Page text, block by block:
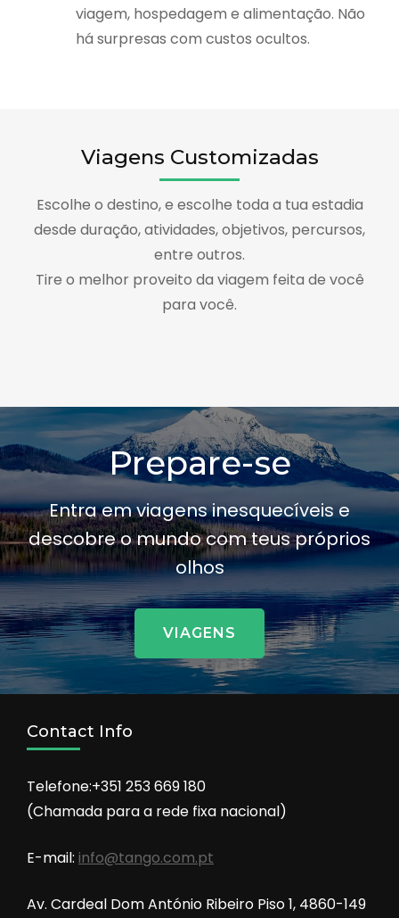
viagem, hospedagem e alimentação. Não
há surpresas com custos ocultos.
Viagens Customizadas
Escolhe o destino, e escolhe toda a tua estadia
desde duração, atividades, objetivos, percursos,
entre outros.
Tire o melhor proveito da viagem feita de você
para você.
Prepare-se
Entra em viagens inesquecíveis e
descobre o mundo com teus próprios
olhos
VIAGENS
Contact Info
Telefone:+351 253 669 180
(Chamada para a rede fixa nacional)
E-mail: info@tango.com.pt
Av. Cardeal Dom António Ribeiro Piso 1, 4860-149